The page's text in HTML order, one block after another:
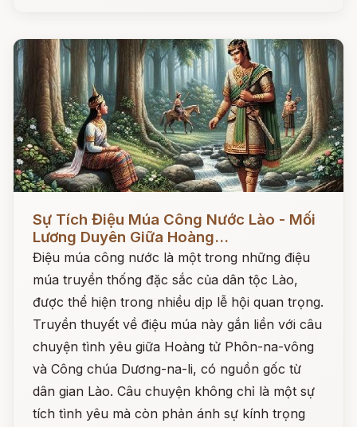
Sự Tích Điệu Múa Công Nước Lào - Mối
Lương Duyên Giữa Hoàng...
Điệu múa công nước là một trong những điệu
múa truyền thống đặc sắc của dân tộc Lào,
được thể hiện trong nhiều dịp lễ hội quan trọng.
Truyền thuyết về điệu múa này gắn liền với câu
chuyện tình yêu giữa Hoàng tử Phôn-na-vông
và Công chúa Dương-na-li, có nguồn gốc từ
dân gian Lào. Câu chuyện không chỉ là một sự
tích tình yêu mà còn phản ánh sự kính trọng